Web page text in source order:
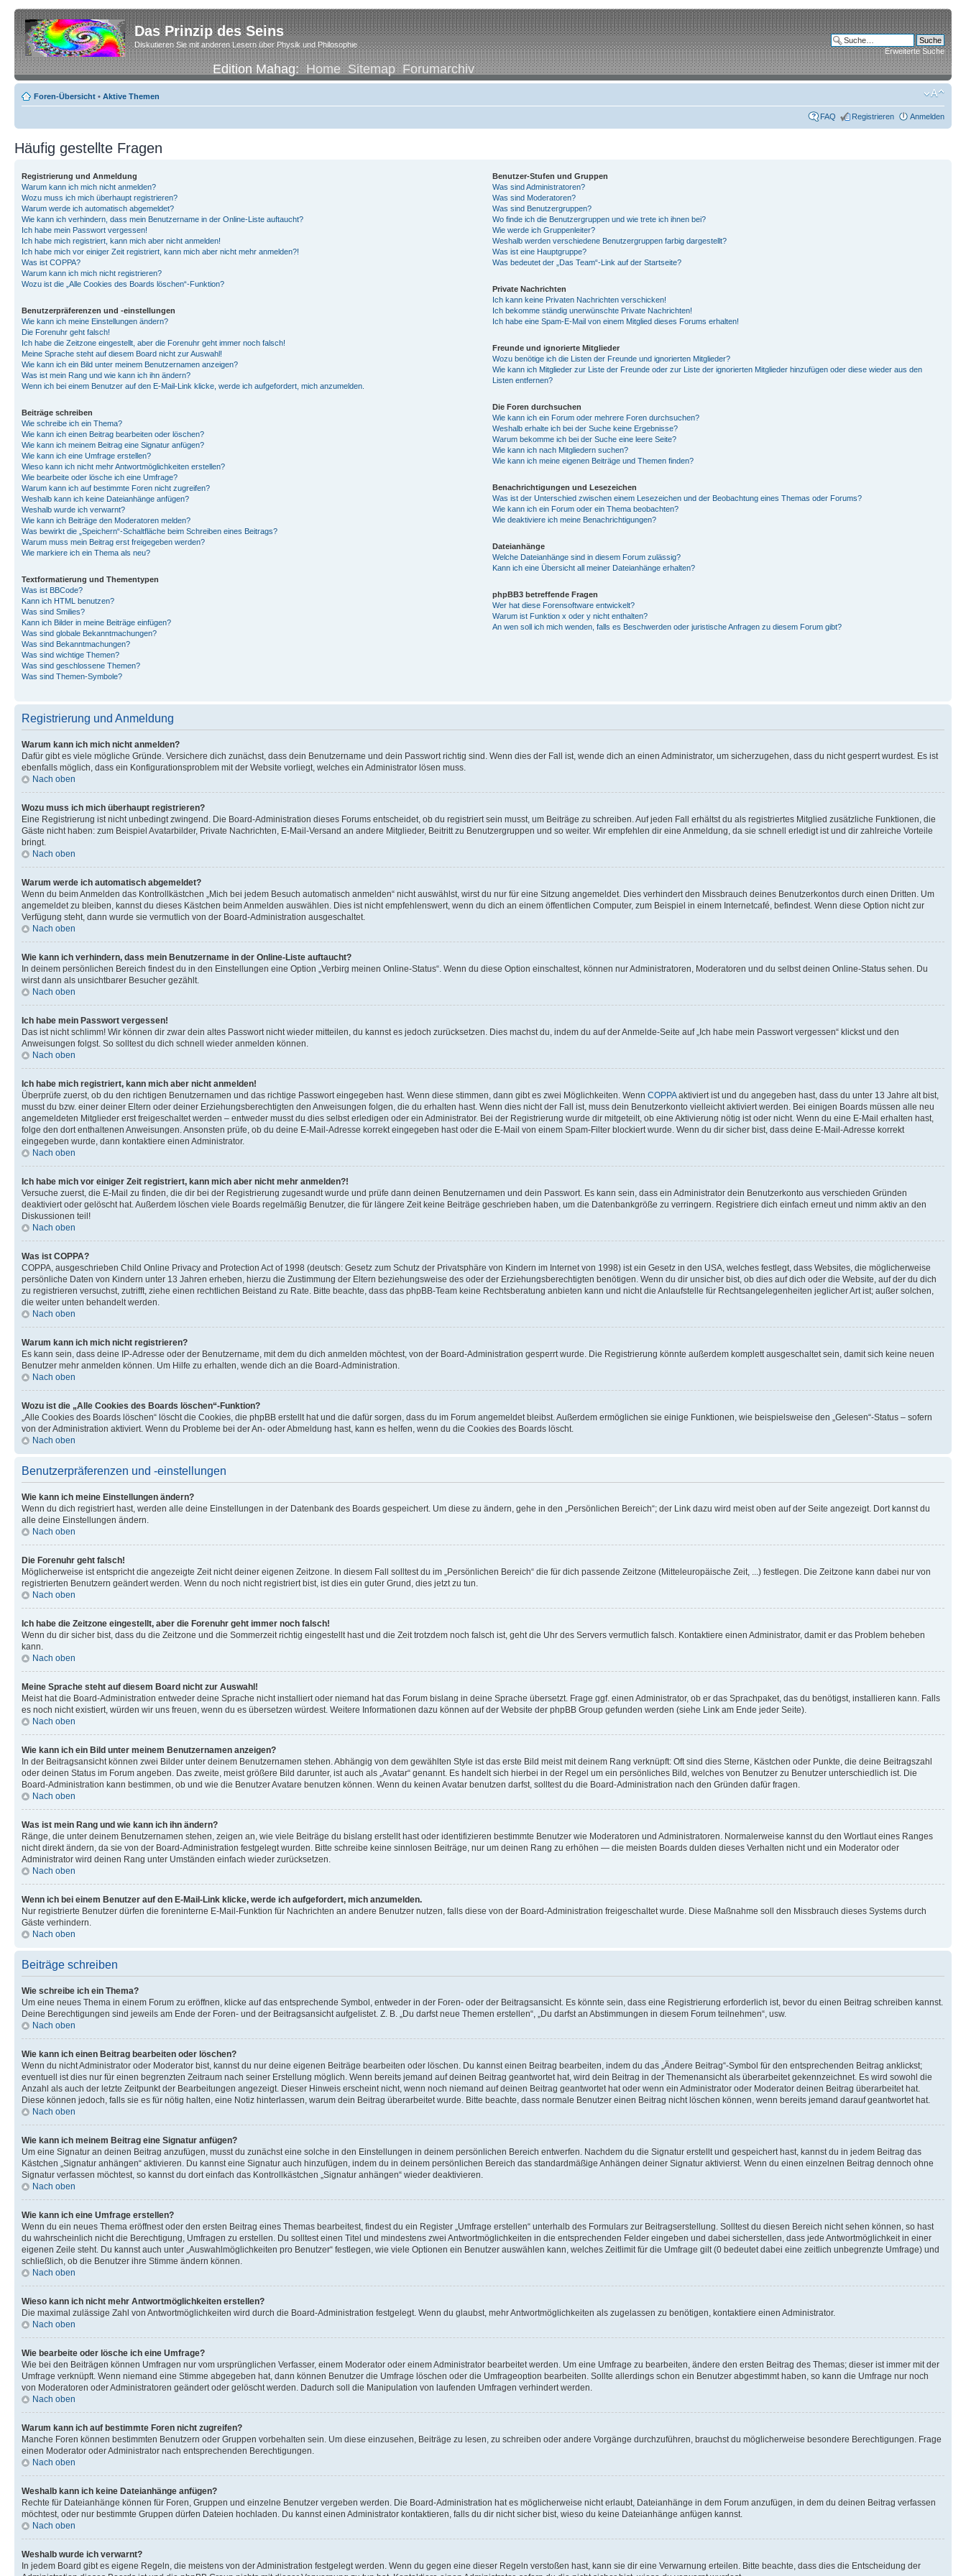
Das Prinzip des Seins
Diskutieren Sie mit anderen Lesern über Physik und Philosophie
Edition Mahag:Home Sitemap Forumarchiv
Erweiterte Suche
Foren-Übersicht • Aktive Themen
FAQ Registrieren Anmelden
Häufig gestellte Fragen
Registrierung und Anmeldung
Warum kann ich mich nicht anmelden?
Wozu muss ich mich überhaupt registrieren?
Warum werde ich automatisch abgemeldet?
Wie kann ich verhindern, dass mein Benutzername in der Online-Liste auftaucht?
Ich habe mein Passwort vergessen!
Ich habe mich registriert, kann mich aber nicht anmelden!
Ich habe mich vor einiger Zeit registriert, kann mich aber nicht mehr anmelden?!
Was ist COPPA?
Warum kann ich mich nicht registrieren?
Wozu ist die „Alle Cookies des Boards löschen“-Funktion?
Benutzerpräferenzen und -einstellungen
Wie kann ich meine Einstellungen ändern?
Die Forenuhr geht falsch!
Ich habe die Zeitzone eingestellt, aber die Forenuhr geht immer noch falsch!
Meine Sprache steht auf diesem Board nicht zur Auswahl!
Wie kann ich ein Bild unter meinem Benutzernamen anzeigen?
Was ist mein Rang und wie kann ich ihn ändern?
Wenn ich bei einem Benutzer auf den E-Mail-Link klicke, werde ich aufgefordert, mich anzumelden.
Beiträge schreiben
Wie schreibe ich ein Thema?
Wie kann ich einen Beitrag bearbeiten oder löschen?
Wie kann ich meinem Beitrag eine Signatur anfügen?
Wie kann ich eine Umfrage erstellen?
Wieso kann ich nicht mehr Antwortmöglichkeiten erstellen?
Wie bearbeite oder lösche ich eine Umfrage?
Warum kann ich auf bestimmte Foren nicht zugreifen?
Weshalb kann ich keine Dateianhänge anfügen?
Weshalb wurde ich verwarnt?
Wie kann ich Beiträge den Moderatoren melden?
Was bewirkt die „Speichern“-Schaltfläche beim Schreiben eines Beitrags?
Warum muss mein Beitrag erst freigegeben werden?
Wie markiere ich ein Thema als neu?
Textformatierung und Thementypen
Was ist BBCode?
Kann ich HTML benutzen?
Was sind Smilies?
Kann ich Bilder in meine Beiträge einfügen?
Was sind globale Bekanntmachungen?
Was sind Bekanntmachungen?
Was sind wichtige Themen?
Was sind geschlossene Themen?
Was sind Themen-Symbole?
Benutzer-Stufen und Gruppen
Was sind Administratoren?
Was sind Moderatoren?
Was sind Benutzergruppen?
Wo finde ich die Benutzergruppen und wie trete ich ihnen bei?
Wie werde ich Gruppenleiter?
Weshalb werden verschiedene Benutzergruppen farbig dargestellt?
Was ist eine Hauptgruppe?
Was bedeutet der „Das Team“-Link auf der Startseite?
Private Nachrichten
Ich kann keine Privaten Nachrichten verschicken!
Ich bekomme ständig unerwünschte Private Nachrichten!
Ich habe eine Spam-E-Mail von einem Mitglied dieses Forums erhalten!
Freunde und ignorierte Mitglieder
Wozu benötige ich die Listen der Freunde und ignorierten Mitglieder?
Wie kann ich Mitglieder zur Liste der Freunde oder zur Liste der ignorierten Mitglieder hinzufügen oder diese wieder aus den
Listen entfernen?
Die Foren durchsuchen
Wie kann ich ein Forum oder mehrere Foren durchsuchen?
Weshalb erhalte ich bei der Suche keine Ergebnisse?
Warum bekomme ich bei der Suche eine leere Seite?
Wie kann ich nach Mitgliedern suchen?
Wie kann ich meine eigenen Beiträge und Themen finden?
Benachrichtigungen und Lesezeichen
Was ist der Unterschied zwischen einem Lesezeichen und der Beobachtung eines Themas oder Forums?
Wie kann ich ein Forum oder ein Thema beobachten?
Wie deaktiviere ich meine Benachrichtigungen?
Dateianhänge
Welche Dateianhänge sind in diesem Forum zulässig?
Kann ich eine Übersicht all meiner Dateianhänge erhalten?
phpBB3 betreffende Fragen
Wer hat diese Forensoftware entwickelt?
Warum ist Funktion x oder y nicht enthalten?
An wen soll ich mich wenden, falls es Beschwerden oder juristische Anfragen zu diesem Forum gibt?
Registrierung und Anmeldung
Warum kann ich mich nicht anmelden?
Dafür gibt es viele mögliche Gründe. Versichere dich zunächst, dass dein Benutzername und dein Passwort richtig sind. Wenn dies der Fall ist, wende dich an einen Administrator, um sicherzugehen, dass du nicht gesperrt wurdest. Es ist
ebenfalls möglich, dass ein Konfigurationsproblem mit der Website vorliegt, welches ein Administrator lösen muss.
Nach oben
Wozu muss ich mich überhaupt registrieren?
Eine Registrierung ist nicht unbedingt zwingend. Die Board-Administration dieses Forums entscheidet, ob du registriert sein musst, um Beiträge zu schreiben. Auf jeden Fall erhältst du als registriertes Mitglied zusätzliche Funktionen, die
Gäste nicht haben: zum Beispiel Avatarbilder, Private Nachrichten, E-Mail-Versand an andere Mitglieder, Beitritt zu Benutzergruppen und so weiter. Wir empfehlen dir eine Anmeldung, da sie schnell erledigt ist und dir zahlreiche Vorteile
bringt.
Nach oben
Warum werde ich automatisch abgemeldet?
Wenn du beim Anmelden das Kontrollkästchen „Mich bei jedem Besuch automatisch anmelden“ nicht auswählst, wirst du nur für eine Sitzung angemeldet. Dies verhindert den Missbrauch deines Benutzerkontos durch einen Dritten. Um
angemeldet zu bleiben, kannst du dieses Kästchen beim Anmelden auswählen. Dies ist nicht empfehlenswert, wenn du dich an einem öffentlichen Computer, zum Beispiel in einem Internetcafé, befindest. Wenn diese Option nicht zur
Verfügung steht, dann wurde sie vermutlich von der Board-Administration ausgeschaltet.
Nach oben
Wie kann ich verhindern, dass mein Benutzername in der Online-Liste auftaucht?
In deinem persönlichen Bereich findest du in den Einstellungen eine Option „Verbirg meinen Online-Status“. Wenn du diese Option einschaltest, können nur Administratoren, Moderatoren und du selbst deinen Online-Status sehen. Du
wirst dann als unsichtbarer Besucher gezählt.
Nach oben
Ich habe mein Passwort vergessen!
Das ist nicht schlimm! Wir können dir zwar dein altes Passwort nicht wieder mitteilen, du kannst es jedoch zurücksetzen. Dies machst du, indem du auf der Anmelde-Seite auf „Ich habe mein Passwort vergessen“ klickst und den
Anweisungen folgst. So solltest du dich schnell wieder anmelden können.
Nach oben
Ich habe mich registriert, kann mich aber nicht anmelden!
Überprüfe zuerst, ob du den richtigen Benutzernamen und das richtige Passwort eingegeben hast. Wenn diese stimmen, dann gibt es zwei Möglichkeiten. Wenn COPPAaktiviert ist und du angegeben hast, dass du unter 13 Jahre alt bist,
musst du bzw. einer deiner Eltern oder deiner Erziehungsberechtigten den Anweisungen folgen, die du erhalten hast. Wenn dies nicht der Fall ist, muss dein Benutzerkonto vielleicht aktiviert werden. Bei einigen Boards müssen alle neu
angemeldeten Mitglieder erst freigeschaltet werden – entweder musst du dies selbst erledigen oder ein Administrator. Bei der Registrierung wurde dir mitgeteilt, ob eine Aktivierung nötig ist oder nicht. Wenn du eine E-Mail erhalten hast,
folge den dort enthaltenen Anweisungen. Ansonsten prüfe, ob du deine E-Mail-Adresse korrekt eingegeben hast oder die E-Mail von einem Spam-Filter blockiert wurde. Wenn du dir sicher bist, dass deine E-Mail-Adresse korrekt
eingegeben wurde, dann kontaktiere einen Administrator.
Nach oben
Ich habe mich vor einiger Zeit registriert, kann mich aber nicht mehr anmelden?!
Versuche zuerst, die E-Mail zu finden, die dir bei der Registrierung zugesandt wurde und prüfe dann deinen Benutzernamen und dein Passwort. Es kann sein, dass ein Administrator dein Benutzerkonto aus verschieden Gründen
deaktiviert oder gelöscht hat. Außerdem löschen viele Boards regelmäßig Benutzer, die für längere Zeit keine Beiträge geschrieben haben, um die Datenbankgröße zu verringern. Registriere dich einfach erneut und nimm aktiv an den
Diskussionen teil!
Nach oben
Was ist COPPA?
COPPA, ausgeschrieben Child Online Privacy and Protection Act of 1998 (deutsch: Gesetz zum Schutz der Privatsphäre von Kindern im Internet von 1998) ist ein Gesetz in den USA, welches festlegt, dass Websites, die möglicherweise
persönliche Daten von Kindern unter 13 Jahren erheben, hierzu die Zustimmung der Eltern beziehungsweise des oder der Erziehungsberechtigten benötigen. Wenn du dir unsicher bist, ob dies auf dich oder die Website, auf der du dich
zu registrieren versuchst, zutrifft, ziehe einen rechtlichen Beistand zu Rate. Bitte beachte, dass das phpBB-Team keine Rechtsberatung anbieten kann und nicht die Anlaufstelle für Rechtsangelegenheiten jeglicher Art ist; außer solchen,
die weiter unten behandelt werden.
Nach oben
Warum kann ich mich nicht registrieren?
Es kann sein, dass deine IP-Adresse oder der Benutzername, mit dem du dich anmelden möchtest, von der Board-Administration gesperrt wurde. Die Registrierung könnte außerdem komplett ausgeschaltet sein, damit sich keine neuen
Benutzer mehr anmelden können. Um Hilfe zu erhalten, wende dich an die Board-Administration.
Nach oben
Wozu ist die „Alle Cookies des Boards löschen“-Funktion?
„Alle Cookies des Boards löschen“ löscht die Cookies, die phpBB erstellt hat und die dafür sorgen, dass du im Forum angemeldet bleibst. Außerdem ermöglichen sie einige Funktionen, wie beispielsweise den „Gelesen“-Status – sofern
von der Administration aktiviert. Wenn du Probleme bei der An- oder Abmeldung hast, kann es helfen, wenn du die Cookies des Boards löscht.
Nach oben
Benutzerpräferenzen und -einstellungen
Wie kann ich meine Einstellungen ändern?
Wenn du dich registriert hast, werden alle deine Einstellungen in der Datenbank des Boards gespeichert. Um diese zu ändern, gehe in den „Persönlichen Bereich“; der Link dazu wird meist oben auf der Seite angezeigt. Dort kannst du
alle deine Einstellungen ändern.
Nach oben
Die Forenuhr geht falsch!
Möglicherweise ist entspricht die angezeigte Zeit nicht deiner eigenen Zeitzone. In diesem Fall solltest du im „Persönlichen Bereich“ die für dich passende Zeitzone (Mitteleuropäische Zeit, ...) festlegen. Die Zeitzone kann dabei nur von
registrierten Benutzern geändert werden. Wenn du noch nicht registriert bist, ist dies ein guter Grund, dies jetzt zu tun.
Nach oben
Ich habe die Zeitzone eingestellt, aber die Forenuhr geht immer noch falsch!
Wenn du dir sicher bist, dass du die Zeitzone und die Sommerzeit richtig eingestellt hast und die Zeit trotzdem noch falsch ist, geht die Uhr des Servers vermutlich falsch. Kontaktiere einen Administrator, damit er das Problem beheben
kann.
Nach oben
Meine Sprache steht auf diesem Board nicht zur Auswahl!
Meist hat die Board-Administration entweder deine Sprache nicht installiert oder niemand hat das Forum bislang in deine Sprache übersetzt. Frage ggf. einen Administrator, ob er das Sprachpaket, das du benötigst, installieren kann. Falls
es noch nicht existiert, würden wir uns freuen, wenn du es übersetzen würdest. Weitere Informationen dazu können auf der Website der phpBB Group gefunden werden (siehe Link am Ende jeder Seite).
Nach oben
Wie kann ich ein Bild unter meinem Benutzernamen anzeigen?
In der Beitragsansicht können zwei Bilder unter deinem Benutzernamen stehen. Abhängig von dem gewählten Style ist das erste Bild meist mit deinem Rang verknüpft: Oft sind dies Sterne, Kästchen oder Punkte, die deine Beitragszahl
oder deinen Status im Forum angeben. Das zweite, meist größere Bild darunter, ist auch als „Avatar“ genannt. Es handelt sich hierbei in der Regel um ein persönliches Bild, welches von Benutzer zu Benutzer unterschiedlich ist. Die
Board-Administration kann bestimmen, ob und wie die Benutzer Avatare benutzen können. Wenn du keinen Avatar benutzen darfst, solltest du die Board-Administration nach den Gründen dafür fragen.
Nach oben
Was ist mein Rang und wie kann ich ihn ändern?
Ränge, die unter deinem Benutzernamen stehen, zeigen an, wie viele Beiträge du bislang erstellt hast oder identifizieren bestimmte Benutzer wie Moderatoren und Administratoren. Normalerweise kannst du den Wortlaut eines Ranges
nicht direkt ändern, da sie von der Board-Administration festgelegt wurden. Bitte schreibe keine sinnlosen Beiträge, nur um deinen Rang zu erhöhen — die meisten Boards dulden dieses Verhalten nicht und ein Moderator oder
Administrator wird deinen Rang unter Umständen einfach wieder zurücksetzen.
Nach oben
Wenn ich bei einem Benutzer auf den E-Mail-Link klicke, werde ich aufgefordert, mich anzumelden.
Nur registrierte Benutzer dürfen die foreninterne E-Mail-Funktion für Nachrichten an andere Benutzer nutzen, falls diese von der Board-Administration freigeschaltet wurde. Diese Maßnahme soll den Missbrauch dieses Systems durch
Gäste verhindern.
Nach oben
Beiträge schreiben
Wie schreibe ich ein Thema?
Um eine neues Thema in einem Forum zu eröffnen, klicke auf das entsprechende Symbol, entweder in der Foren- oder der Beitragsansicht. Es könnte sein, dass eine Registrierung erforderlich ist, bevor du einen Beitrag schreiben kannst.
Deine Berechtigungen sind jeweils am Ende der Foren- und der Beitragsansicht aufgelistet. Z. B. „Du darfst neue Themen erstellen“, „Du darfst an Abstimmungen in diesem Forum teilnehmen“, usw.
Nach oben
Wie kann ich einen Beitrag bearbeiten oder löschen?
Wenn du nicht Administrator oder Moderator bist, kannst du nur deine eigenen Beiträge bearbeiten oder löschen. Du kannst einen Beitrag bearbeiten, indem du das „Ändere Beitrag“-Symbol für den entsprechenden Beitrag anklickst;
eventuell ist dies nur für einen begrenzten Zeitraum nach seiner Erstellung möglich. Wenn bereits jemand auf deinen Beitrag geantwortet hat, wird dein Beitrag in der Themenansicht als überarbeitet gekennzeichnet. Es wird sowohl die
Anzahl als auch der letzte Zeitpunkt der Bearbeitungen angezeigt. Dieser Hinweis erscheint nicht, wenn noch niemand auf deinen Beitrag geantwortet hat oder wenn ein Administrator oder Moderator deinen Beitrag überarbeitet hat.
Diese können jedoch, falls sie es für nötig halten, eine Notiz hinterlassen, warum dein Beitrag überarbeitet wurde. Bitte beachte, dass normale Benutzer einen Beitrag nicht löschen können, wenn bereits jemand darauf geantwortet hat.
Nach oben
Wie kann ich meinem Beitrag eine Signatur anfügen?
Um eine Signatur an deinen Beitrag anzufügen, musst du zunächst eine solche in den Einstellungen in deinem persönlichen Bereich entwerfen. Nachdem du die Signatur erstellt und gespeichert hast, kannst du in jedem Beitrag das
Kästchen „Signatur anhängen“ aktivieren. Du kannst eine Signatur auch hinzufügen, indem du in deinem persönlichen Bereich das standardmäßige Anhängen deiner Signatur aktivierst. Wenn du einen einzelnen Beitrag dennoch ohne
Signatur verfassen möchtest, so kannst du dort einfach das Kontrollkästchen „Signatur anhängen“ wieder deaktivieren.
Nach oben
Wie kann ich eine Umfrage erstellen?
Wenn du ein neues Thema eröffnest oder den ersten Beitrag eines Themas bearbeitest, findest du ein Register „Umfrage erstellen“ unterhalb des Formulars zur Beitragserstellung. Solltest du diesen Bereich nicht sehen können, so hast
du wahrscheinlich nicht die Berechtigung, Umfragen zu erstellen. Du solltest einen Titel und mindestens zwei Antwortmöglichkeiten in die entsprechenden Felder eingeben und dabei sicherstellen, dass jede Antwortmöglichkeit in einer
eigenen Zeile steht. Du kannst auch unter „Auswahlmöglichkeiten pro Benutzer“ festlegen, wie viele Optionen ein Benutzer auswählen kann, welches Zeitlimit für die Umfrage gilt (0 bedeutet dabei eine zeitlich unbegrenzte Umfrage) und
schließlich, ob die Benutzer ihre Stimme ändern können.
Nach oben
Wieso kann ich nicht mehr Antwortmöglichkeiten erstellen?
Die maximal zulässige Zahl von Antwortmöglichkeiten wird durch die Board-Administration festgelegt. Wenn du glaubst, mehr Antwortmöglichkeiten als zugelassen zu benötigen, kontaktiere einen Administrator.
Nach oben
Wie bearbeite oder lösche ich eine Umfrage?
Wie bei den Beiträgen können Umfragen nur vom ursprünglichen Verfasser, einem Moderator oder einem Administrator bearbeitet werden. Um eine Umfrage zu bearbeiten, ändere den ersten Beitrag des Themas; dieser ist immer mit der
Umfrage verknüpft. Wenn niemand eine Stimme abgegeben hat, dann können Benutzer die Umfrage löschen oder die Umfrageoption bearbeiten. Sollte allerdings schon ein Benutzer abgestimmt haben, so kann die Umfrage nur noch
von Moderatoren oder Administratoren geändert oder gelöscht werden. Dadurch soll die Manipulation von laufenden Umfragen verhindert werden.
Nach oben
Warum kann ich auf bestimmte Foren nicht zugreifen?
Manche Foren können bestimmten Benutzern oder Gruppen vorbehalten sein. Um diese einzusehen, Beiträge zu lesen, zu schreiben oder andere Vorgänge durchzuführen, brauchst du möglicherweise besondere Berechtigungen. Frage
einen Moderator oder Administrator nach entsprechenden Berechtigungen.
Nach oben
Weshalb kann ich keine Dateianhänge anfügen?
Rechte für Dateianhänge können für Foren, Gruppen und einzelne Benutzer vergeben werden. Die Board-Administration hat es möglicherweise nicht erlaubt, Dateianhänge in dem Forum anzufügen, in dem du deinen Beitrag verfassen
möchtest, oder nur bestimmte Gruppen dürfen Dateien hochladen. Du kannst einen Administrator kontaktieren, falls du dir nicht sicher bist, wieso du keine Dateianhänge anfügen kannst.
Nach oben
Weshalb wurde ich verwarnt?
In jedem Board gibt es eigene Regeln, die meistens von der Administration festgelegt werden. Wenn du gegen eine dieser Regeln verstoßen hast, kann sie dir eine Verwarnung erteilen. Bitte beachte, dass dies die Entscheidung der